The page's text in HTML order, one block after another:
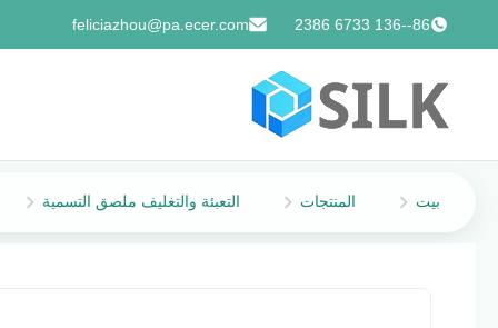
86--136 6733 2386
feliciazhou@pa.ecer.com
بيت المنتجات التعبئة والتغليف ملصق التسمية